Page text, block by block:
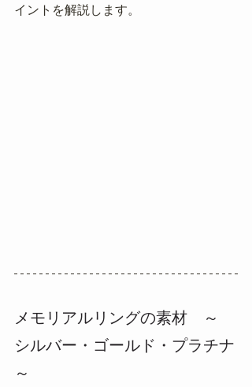
イントを解説します。
メモリアルリングの素材　～
シルバー・ゴールド・プラチナ
～